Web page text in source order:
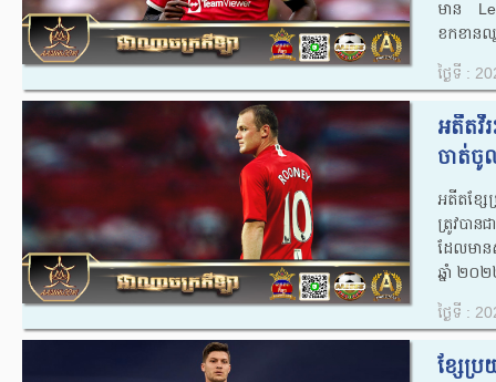
មាន Le
ខកខានឈ្
ថ្ងៃទី :
អតីតវី
ចាត់ចូ
អតីតខ្ស
ត្រូវបាន
ដែលមាន
ឆ្នាំ ២០
ថ្ងៃទី :
ខ្សែប្